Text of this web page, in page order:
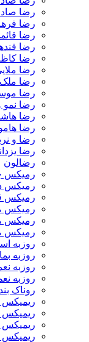
رضا صادقی بنام
رضا فرهادی
رضا قائمی
رضا قندهاری
رضا کاظم دینان
رضا ملایی
رضا ملک زاده
رضا موسوی
رضا نمو و
رضا هاشمیان
رضا هامون
رضا و نریمان و
رضا یزدانی
رضالون
رمیکس چرا تو از
رمیکس دلارام از
رمیکس قاب
رمیکس مرد
رمیکس معجزه
رمیکس مگه
روزبه اسماعیلی
روزبه بمانی
روزبه نعمت اللهی
روزبه نعمت الهی
روناک بند
ریمیکس احسان
ریمیکس پیام
ریمیکس علیرضا
ریمیکس مانی